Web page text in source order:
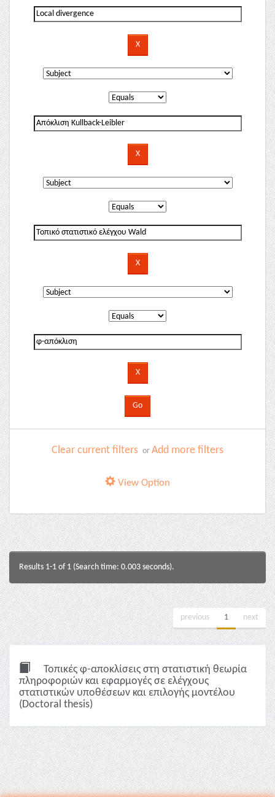
Clear current filters or Add more filters
View Option
Results 1-1 of 1 (Search time: 0.003 seconds).
previous 1 next
Τοπικές φ-αποκλίσεις στη στατιστική θεωρία
πληροφοριών και εφαρμογές σε ελέγχους
στατιστικών υποθέσεων και επιλογής μοντέλου
(Doctoral thesis)